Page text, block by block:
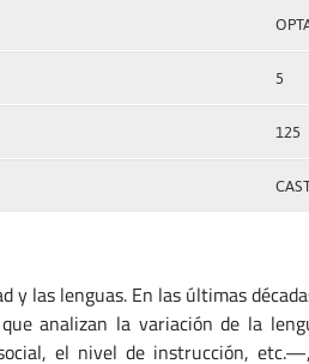
5
125
las lenguas. En las últimas
analizan la variación de la
el nivel de instrucción,